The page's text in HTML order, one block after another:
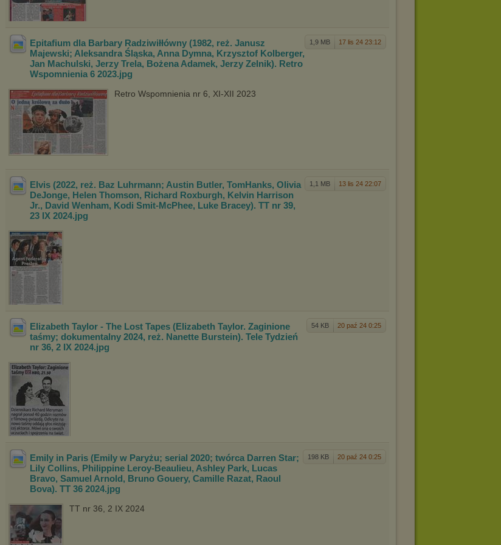
1,9 MB 17 lis 24 23:12
Epitafium dla Barbary Radziwiłłówny (1982, reż. Janusz
Majewski; Aleksandra Śląska, Anna Dymna, Krzysztof Kolberger,
Jan Machulski, Jerzy Trela, Bożena Adamek, Jerzy Zelnik). Retro
Wspomnienia 6 2023.jpg
Retro Wspomnienia nr 6, XI-XII 2023
1,1 MB 13 lis 24 22:07
Elvis (2022, reż. Baz Luhrmann; Austin Butler, TomHanks, Olivia
DeJonge, Helen Thomson, Richard Roxburgh, Kelvin Harrison
Jr., David Wenham, Kodi Smit-McPhee, Luke Bracey). TT nr 39,
23 IX 2024.jpg
54 KB 20 paź 24 0:25
Elizabeth Taylor - The Lost Tapes (Elizabeth Taylor. Zaginione
taśmy; dokumentalny 2024, reż. Nanette Burstein). Tele Tydzień
nr 36, 2 IX 2024.jpg
198 KB 20 paź 24 0:25
Emily in Paris (Emily w Paryżu; serial 2020; twórca Darren Star;
Lily Collins, Philippine Leroy-Beaulieu, Ashley Park, Lucas
Bravo, Samuel Arnold, Bruno Gouery, Camille Razat, Raoul
Bova). TT 36 2024.jpg
TT nr 36, 2 IX 2024